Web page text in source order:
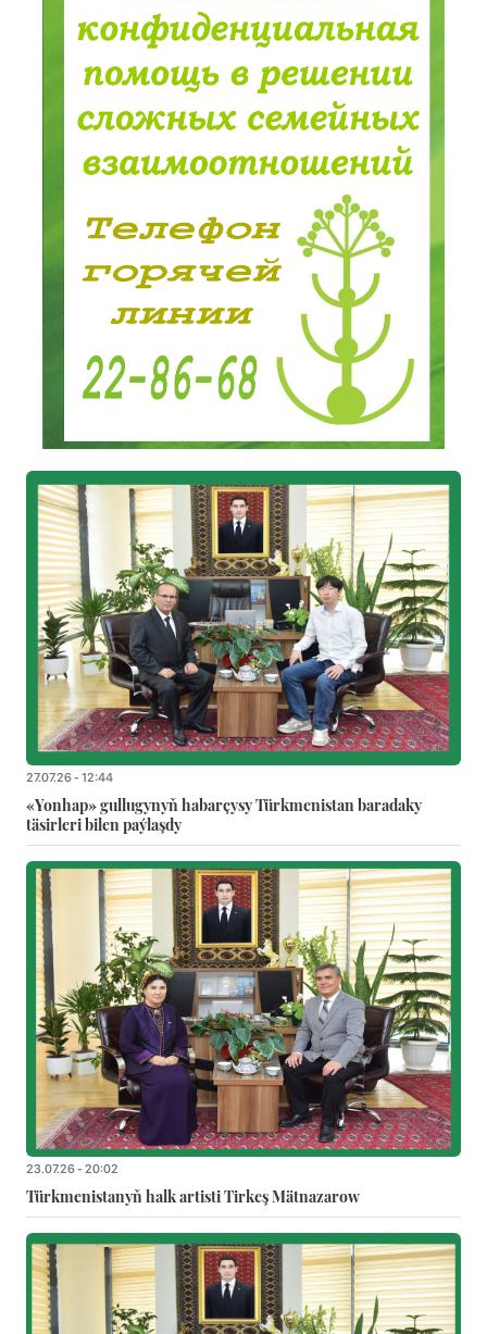
27.07.26 - 12:44
«Yonhap» gullugynyň habarçysy Türkmenistan baradaky
täsirleri bilen paýlaşdy
23.07.26 - 20:02
Türkmenistanyň halk artisti Tirkeş Mätnazarow